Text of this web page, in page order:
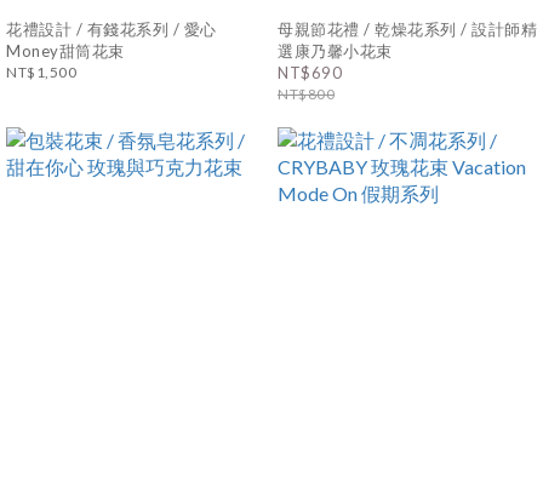
花禮設計 / 有錢花系列 / 愛心
Money甜筒花束
NT$1,500
母親節花禮 / 乾燥花系列 / 設計師精
選康乃馨小花束
NT$690
NT$800